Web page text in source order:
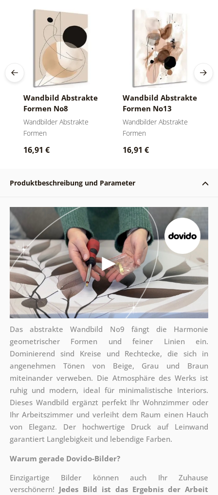
Wandbild Abstrakte
Formen No8
Wandbilder Abstrakte
Formen
16,91 €
Wandbild Abstrakte
Formen No13
Wandbilder Abstrakte
Formen
16,91 €
Produktbeschreibung und Parameter
Das abstrakte Wandbild No9 fängt die Harmonie
geometrischer Formen und feiner Linien ein.
Dominierend sind Kreise und Rechtecke, die sich in
angenehmen Tönen von Beige, Grau und Braun
miteinander verweben. Die Atmosphäre des Werks ist
ruhig und modern, ideal für minimalistische Interiors.
Dieses Wandbild ergänzt perfekt Ihr Wohnzimmer oder
Ihr Arbeitszimmer und verleiht dem Raum einen Hauch
von Eleganz. Der hochwertige Druck auf Leinwand
garantiert Langlebigkeit und lebendige Farben.
Warum gerade Dovido-Bilder?
Einzigartige Bilder können auch Ihr Zuhause
verschönern! Jedes Bild ist das Ergebnis der Arbeit